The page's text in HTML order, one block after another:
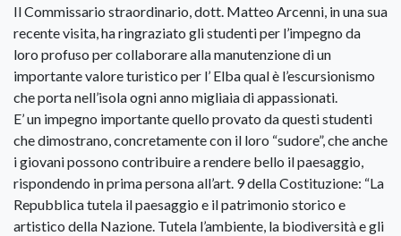
Il Commissario straordinario, dott. Matteo Arcenni, in una sua
recente visita, ha ringraziato gli studenti per l’impegno da
loro profuso per collaborare alla manutenzione di un
importante valore turistico per l’ Elba qual è l’escursionismo
che porta nell’isola ogni anno migliaia di appassionati.
E’ un impegno importante quello provato da questi studenti
che dimostrano, concretamente con il loro “sudore”, che anche
i giovani possono contribuire a rendere bello il paesaggio,
rispondendo in prima persona all’art. 9 della Costituzione: “La
Repubblica tutela il paesaggio e il patrimonio storico e
artistico della Nazione. Tutela l’ambiente, la biodiversità e gli